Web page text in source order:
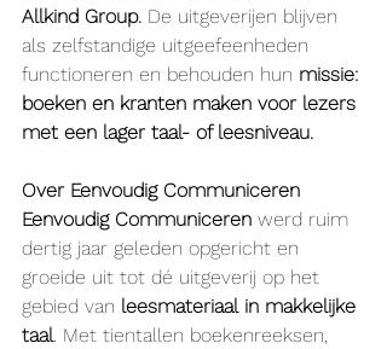
Allkind Group. De uitgeverijen blijven
als zelfstandige uitgeefeenheden
functioneren en behouden hun missie:
boeken en kranten maken voor lezers
met een lager taal- of leesniveau.
Over Eenvoudig Communiceren
Eenvoudig Communiceren werd ruim
dertig jaar geleden opgericht en
groeide uit tot dé uitgeverij op het
gebied van leesmateriaal in makkelijke
taal. Met tientallen boekenreeksen,